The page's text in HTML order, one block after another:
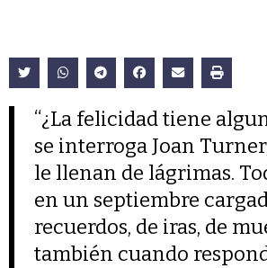
“¿La felicidad tiene
se interroga Joan
le llenan de lágrimas.
en un septiembre
recuerdos, de iras, de
también cuando